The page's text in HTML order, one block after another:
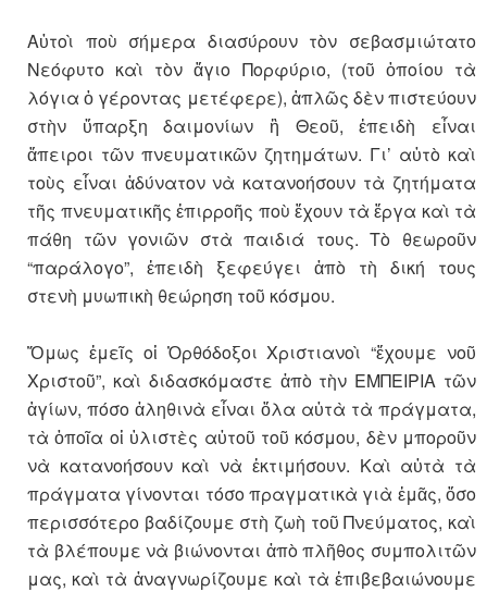
Αὐτοὶ ποὺ σήμερα διασύρουν τὸν σεβασμιώτατο
Νεόφυτο καὶ τὸν ἅγιο Πορφύριο, (τοῦ ὁποίου τὰ
λόγια ὁ γέροντας μετέφερε), ἁπλῶς δὲν πιστεύουν
στὴν ὕπαρξη δαιμονίων ἢ Θεοῦ, ἐπειδὴ εἶναι
ἄπειροι τῶν πνευματικῶν ζητημάτων. Γι’ αὐτὸ καὶ
τοὺς εἶναι ἀδύνατον νὰ κατανοήσουν τὰ ζητήματα
τῆς πνευματικῆς ἐπιρροῆς ποὺ ἔχουν τὰ ἔργα καὶ τὰ
πάθη τῶν γονιῶν στὰ παιδιά τους. Τὸ θεωροῦν
“παράλογο”, ἐπειδὴ ξεφεύγει ἀπὸ τὴ δική τους
στενὴ μυωπικὴ θεώρηση τοῦ κόσμου.
Ὅμως ἐμεῖς οἱ Ὀρθόδοξοι Χριστιανοὶ “ἔχουμε νοῦ
Χριστοῦ”, καὶ διδασκόμαστε ἀπὸ τὴν ΕΜΠΕΙΡΙΑ τῶν
ἁγίων, πόσο ἀληθινὰ εἶναι ὅλα αὐτὰ τὰ πράγματα,
τὰ ὁποῖα οἱ ὑλιστὲς αὐτοῦ τοῦ κόσμου, δὲν μποροῦν
νὰ κατανοήσουν καὶ νὰ ἐκτιμήσουν. Καὶ αὐτὰ τὰ
πράγματα γίνονται τόσο πραγματικὰ γιὰ ἐμᾶς, ὅσο
περισσότερο βαδίζουμε στὴ ζωὴ τοῦ Πνεύματος, καὶ
τὰ βλέπουμε νὰ βιώνονται ἀπὸ πλῆθος συμπολιτῶν
μας, καὶ τὰ ἀναγνωρίζουμε καὶ τὰ ἐπιβεβαιώνουμε